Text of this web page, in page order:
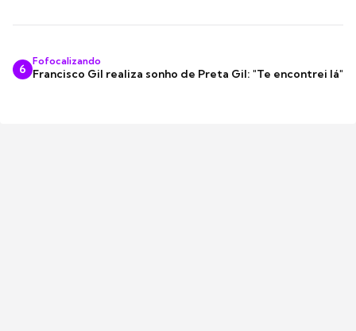
6
Fofocalizando
Francisco Gil realiza sonho de Preta Gil: "Te encontrei lá"